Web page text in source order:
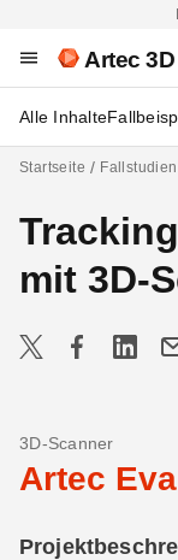
Artec 3D
Alle Inhalte
Startseite Fallstudien
mit 3D-
3D-Scanner
Artec Eva